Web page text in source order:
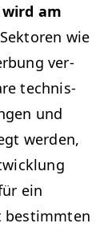
am
Sek­toren wie
ver­
tech­nis­
und
wer­den,
ein
bes­timmten